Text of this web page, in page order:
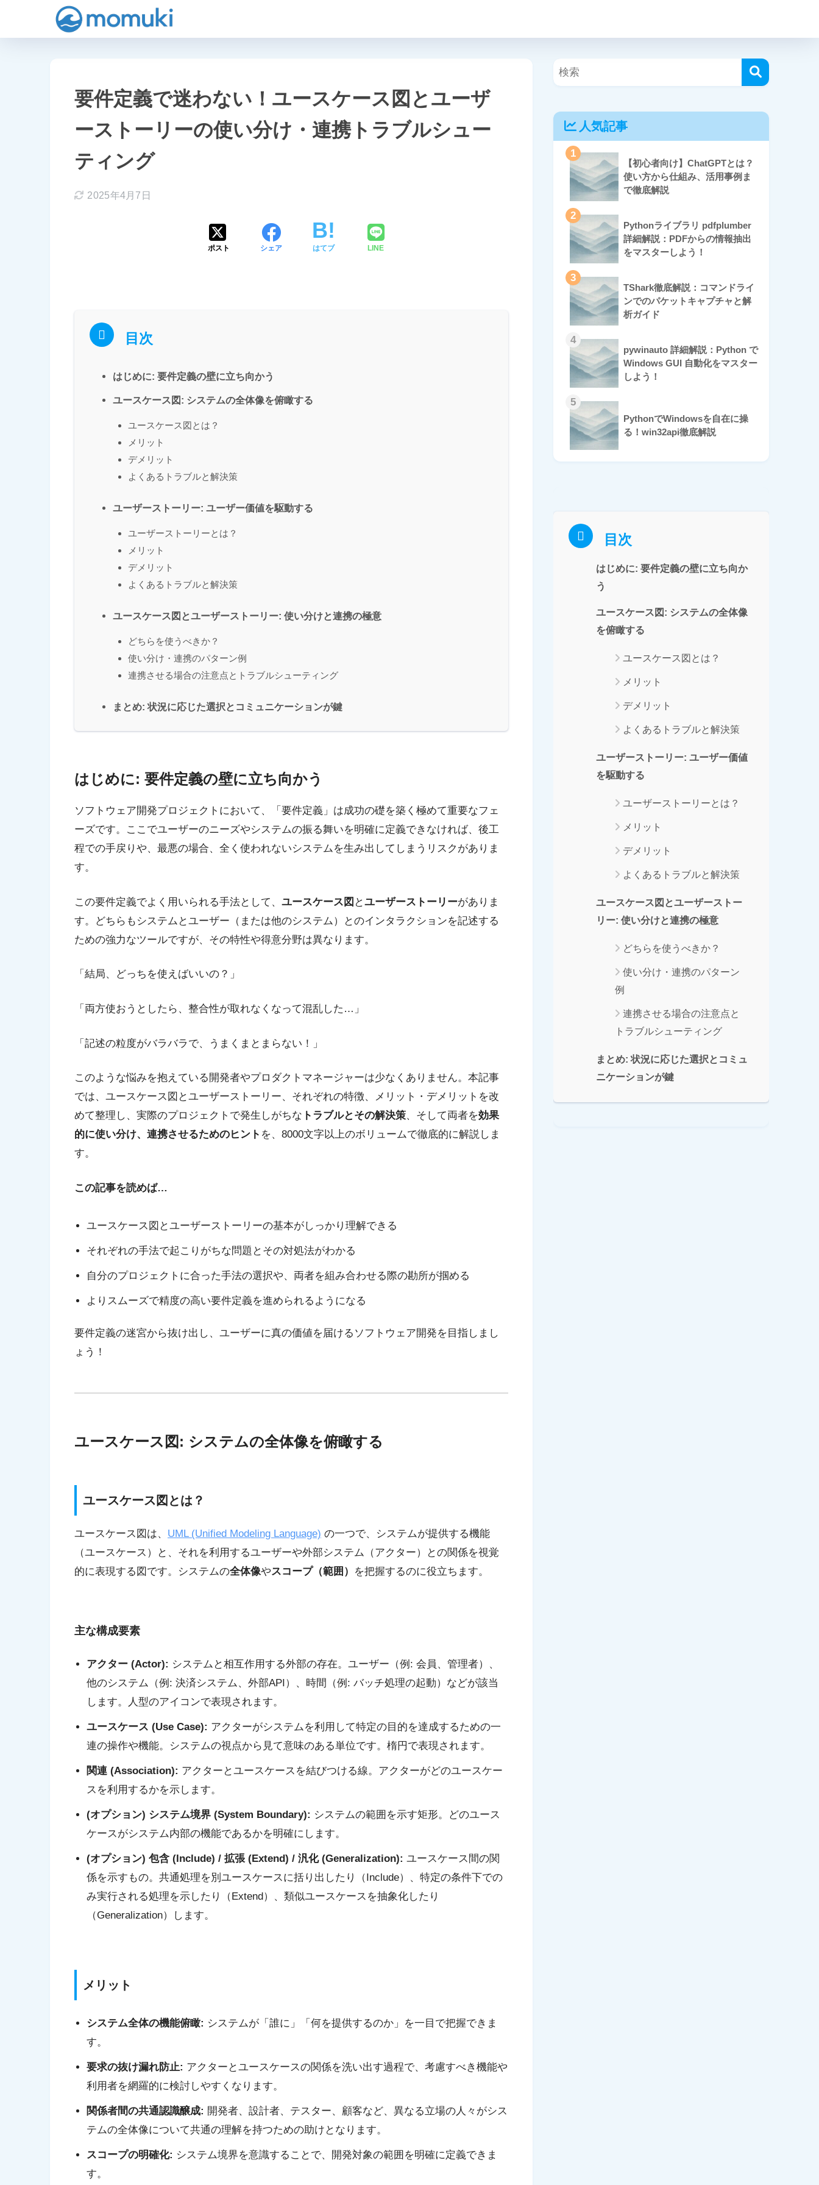
要件定義で迷わない！ユースケース図とユーザ
ーストーリーの使い分け・連携トラブルシュー
ティング
2025年4月7日
ポスト シェア はてブ LINE
目次
はじめに: 要件定義の壁に立ち向かう
ユースケース図: システムの全体像を俯瞰する
ユースケース図とは？
メリット
デメリット
よくあるトラブルと解決策
ユーザーストーリー: ユーザー価値を駆動する
ユーザーストーリーとは？
メリット
デメリット
よくあるトラブルと解決策
ユースケース図とユーザーストーリー: 使い分けと連携の極意
どちらを使うべきか？
使い分け・連携のパターン例
連携させる場合の注意点とトラブルシューティング
まとめ: 状況に応じた選択とコミュニケーションが鍵
はじめに: 要件定義の壁に立ち向かう
ソフトウェア開発プロジェクトにおいて、「要件定義」は成功の礎を築く極めて重要なフェ
ーズです。ここでユーザーのニーズやシステムの振る舞いを明確に定義できなければ、後工
程での手戻りや、最悪の場合、全く使われないシステムを生み出してしまうリスクがありま
す。
この要件定義でよく用いられる手法として、 ユースケース図 とユーザーストーリーがありま
す。どちらもシステムとユーザー（または他のシステム）とのインタラクションを記述する
ための強力なツールですが、その特性や得意分野は異なります。
「結局、どっちを使えばいいの？」
「両方使おうとしたら、整合性が取れなくなって混乱した…」
「記述の粒度がバラバラで、うまくまとまらない！」
このような悩みを抱えている開発者やプロダクトマネージャーは少なくありません。本記事
では、ユースケース図とユーザーストーリー、それぞれの特徴、メリット・デメリットを改
めて整理し、実際のプロジェクトで発生しがちな トラブルとその解決策、そして両者を効果
的に使い分け、連携させるためのヒント を、8000文字以上のボリュームで徹底的に解説しま
す。
この記事を読めば…
ユースケース図とユーザーストーリーの基本がしっかり理解できる
それぞれの手法で起こりがちな問題とその対処法がわかる
自分のプロジェクトに合った手法の選択や、両者を組み合わせる際の勘所が掴める
よりスムーズで精度の高い要件定義を進められるようになる
要件定義の迷宮から抜け出し、ユーザーに真の価値を届けるソフトウェア開発を目指しまし
ょう！
ユースケース図: システムの全体像を俯瞰する
ユースケース図とは？
ユースケース図は、 UML (Unified Modeling Language) の一つで、システムが提供する機能
（ユースケース）と、それを利用するユーザーや外部システム（アクター）との関係を視覚
的に表現する図です。システムの全体像やスコープ（範囲） を把握するのに役立ちます。
主な構成要素
アクター (Actor): システムと相互作用する外部の存在。ユーザー（例: 会員、管理者）、
他のシステム（例: 決済システム、外部API）、時間（例: バッチ処理の起動）などが該当
します。人型のアイコンで表現されます。
ユースケース (Use Case): アクターがシステムを利用して特定の目的を達成するための一
連の操作や機能。システムの視点から見て意味のある単位です。楕円で表現されます。
関連 (Association): アクターとユースケースを結びつける線。アクターがどのユースケー
スを利用するかを示します。
(オプション) システム境界 (System Boundary): システムの範囲を示す矩形。どのユース
ケースがシステム内部の機能であるかを明確にします。
(オプション) 包含 (Include) / 拡張 (Extend) / 汎化 (Generalization): ユースケース間の関
係を示すもの。共通処理を別ユースケースに括り出したり（Include）、特定の条件下での
み実行される処理を示したり（Extend）、類似ユースケースを抽象化したり
（Generalization）します。
メリット
システム全体の機能俯瞰: システムが「誰に」「何を提供するのか」を一目で把握できま
す。
要求の抜け漏れ防止: アクターとユースケースの関係を洗い出す過程で、考慮すべき機能や
利用者を網羅的に検討しやすくなります。
関係者間の共通認識醸成: 開発者、設計者、テスター、顧客など、異なる立場の人々がシス
テムの全体像について共通の理解を持つための助けとなります。
スコープの明確化: システム境界を意識することで、開発対象の範囲を明確に定義できま
す。
人気記事
1
【初心者向け】ChatGPTとは？
使い方から仕組み、活用事例ま
で徹底解説
2
Pythonライブラリ pdfplumber
詳細解説：PDFからの情報抽出
をマスターしよう！
3
TShark徹底解説：コマンドライ
ンでのパケットキャプチャと解
析ガイド
4
pywinauto 詳細解説：Python で
Windows GUI 自動化をマスター
しよう！
5
PythonでWindowsを自在に操
る！win32api徹底解説
目次
はじめに: 要件定義の壁に立ち向か
う
ユースケース図: システムの全体像
を俯瞰する
ユースケース図とは？
メリット
デメリット
よくあるトラブルと解決策
ユーザーストーリー: ユーザー価値
を駆動する
ユーザーストーリーとは？
メリット
デメリット
よくあるトラブルと解決策
ユースケース図とユーザーストー
リー: 使い分けと連携の極意
どちらを使うべきか？
使い分け・連携のパターン
例
連携させる場合の注意点と
トラブルシューティング
まとめ: 状況に応じた選択とコミュ
ニケーションが鍵